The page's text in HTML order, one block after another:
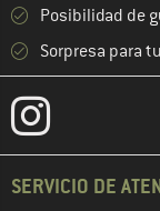
Posibilidad de
Sorpresa para
SERVICIO DE